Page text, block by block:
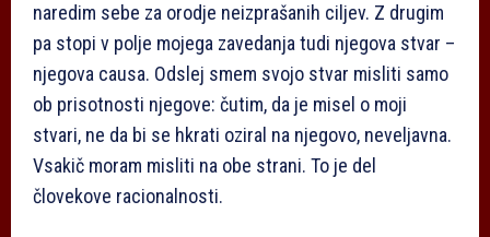
naredim sebe za orodje neizprašanih ciljev. Z drugim
pa stopi v polje mojega zavedanja tudi njegova stvar –
njegova causa. Odslej smem svojo stvar misliti samo
ob prisotnosti njegove: čutim, da je misel o moji
stvari, ne da bi se hkrati oziral na njegovo, neveljavna.
Vsakič moram misliti na obe strani. To je del
človekove racionalnosti.